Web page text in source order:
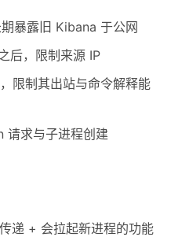
暴露旧 Kibana 于公网
后，限制来源 IP
限制其出站与命令解释能
请求与子进程创建
递 + 会拉起新进程的功能